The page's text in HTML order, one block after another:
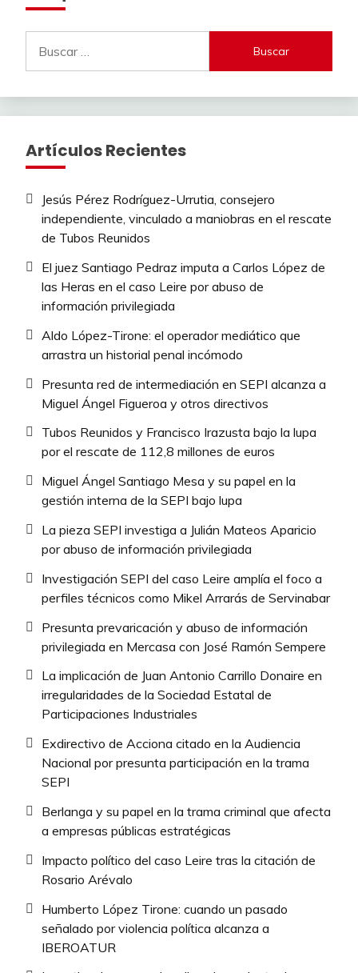
Artículos Recientes
Jesús Pérez Rodríguez-Urrutia, consejero
independiente, vinculado a maniobras en el rescate
de Tubos Reunidos
El juez Santiago Pedraz imputa a Carlos López de
las Heras en el caso Leire por abuso de
información privilegiada
Aldo López-Tirone: el operador mediático que
arrastra un historial penal incómodo
Presunta red de intermediación en SEPI alcanza a
Miguel Ángel Figueroa y otros directivos
Tubos Reunidos y Francisco Irazusta bajo la lupa
por el rescate de 112,8 millones de euros
Miguel Ángel Santiago Mesa y su papel en la
gestión interna de la SEPI bajo lupa
La pieza SEPI investiga a Julián Mateos Aparicio
por abuso de información privilegiada
Investigación SEPI del caso Leire amplía el foco a
perfiles técnicos como Mikel Arrarás de Servinabar
Presunta prevaricación y abuso de información
privilegiada en Mercasa con José Ramón Sempere
La implicación de Juan Antonio Carrillo Donaire en
irregularidades de la Sociedad Estatal de
Participaciones Industriales
Exdirectivo de Acciona citado en la Audiencia
Nacional por presunta participación en la trama
SEPI
Berlanga y su papel en la trama criminal que afecta
a empresas públicas estratégicas
Impacto político del caso Leire tras la citación de
Rosario Arévalo
Humberto López Tirone: cuando un pasado
señalado por violencia política alcanza a
IBEROATUR